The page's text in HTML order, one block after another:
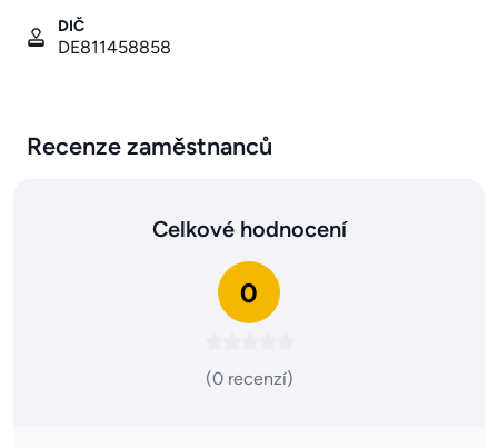
DIČ
DE811458858
Recenze zaměstnanců
Celkové hodnocení
0
(0 recenzí)